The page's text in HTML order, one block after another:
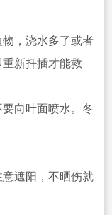
，浇水多了或者
新扦插才能救
向叶面喷水。冬
遮阳，不晒伤就